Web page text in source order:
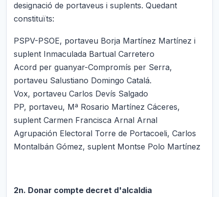
designació de portaveus i suplents. Quedant
constituïts:
PSPV-PSOE, portaveu Borja Martínez Martínez i
suplent Inmaculada Bartual Carretero
Acord per guanyar-Compromís per Serra,
portaveu Salustiano Domingo Catalá.
Vox, portaveu Carlos Devís Salgado
PP, portaveu, Mª Rosario Martínez Cáceres,
suplent Carmen Francisca Arnal Arnal
Agrupación Electoral Torre de Portacoeli, Carlos
Montalbán Gómez, suplent Montse Polo Martínez
2n. Donar compte decret d'alcaldia